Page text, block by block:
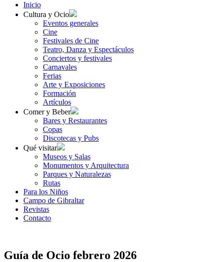
Inicio
Cultura y Ocio
Eventos generales
Cine
Festivales de Cine
Teatro, Danza y Espectáculos
Conciertos y festivales
Carnavales
Ferias
Arte y Exposiciones
Formación
Artículos
Comer y Beber
Bares y Restaurantes
Copas
Discotecas y Pubs
Qué visitar
Museos y Salas
Monumentos y Arquitectura
Parques y Naturalezas
Rutas
Para los Niños
Campo de Gibraltar
Revistas
Contacto
Guía de Ocio febrero 2026